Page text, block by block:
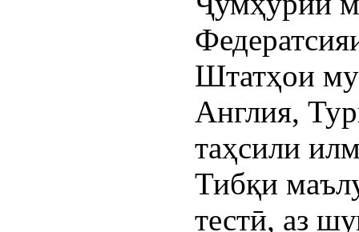
Штатҳои
Англия,
таҳсили
Тибқи
тестӣ, аз